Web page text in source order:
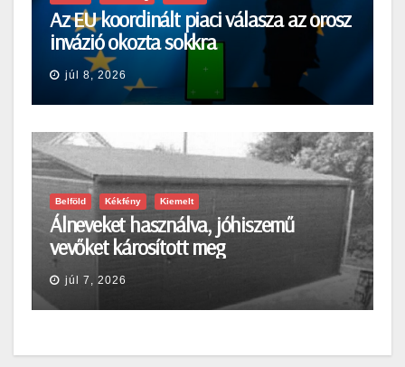
Az EU koordinált piaci válasza az orosz
invázió okozta sokkra
júl 8, 2026
Belföld Kékfény Kiemelt
Álneveket használva, jóhiszemű
vevőket károsított meg
júl 7, 2026